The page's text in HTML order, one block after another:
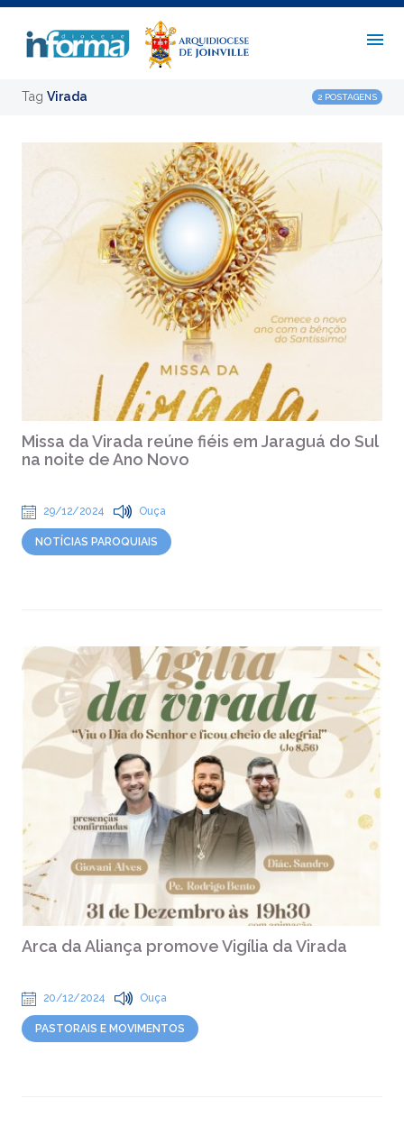
Tag Virada 2 POSTAGENS
Missa da Virada reúne fiéis em Jaraguá do Sul
na noite de Ano Novo
29/12/2024 Ouça
NOTÍCIAS PAROQUIAIS
Arca da Aliança promove Vigília da Virada
20/12/2024 Ouça
PASTORAIS E MOVIMENTOS